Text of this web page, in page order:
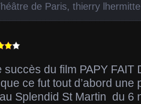
de Paris, thierry lhermitte
succès du film PAPY FAIT
ce fut tout d’abord une
Splendid St Martin du 6